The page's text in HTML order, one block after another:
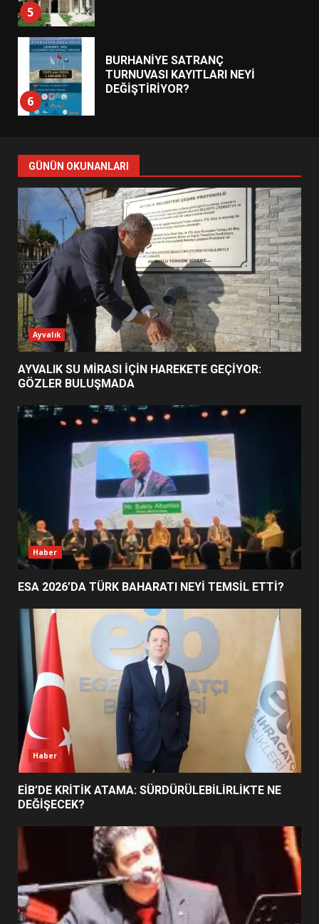
5
6
BURHANİYE SATRANÇ
TURNUVASI KAYITLARI NEYİ
DEĞİŞTİRİYOR?
7
YENİ YÖNETİM NASIL
ŞEKİLLENDİ?
1
AYVALIK SU MİRASI İÇİN
HAREKETE GEÇİYOR: GÖZLER
BULUŞMADA
2
ESA 2026’DA TÜRK BAHARATI
NEYİ TEMSİL ETTİ?
EİB’DE KRİTİK ATAMA:
SÜRDÜRÜLEBİLİRLİKTE NE
DEĞİŞECEK?
4
EDREMİT’İN GURURU TÜRKİYE
FİNALİNDE NE BAŞARDI?
5
UZATILDI: NE DEĞİŞTİ?
6
BURHANİYE SATRANÇ
TURNUVASI KAYITLARI NEYİ
DEĞİŞTİRİYOR?
BURHANİYE BELEDİYESPOR’DA
YENİ YÖNETİM NASIL
GÜNÜN OKUNANLARI
Ayvalık
AYVALIK SU MİRASI İÇİN HAREKETE GEÇİYOR:
GÖZLER BULUŞMADA
Haber
ESA 2026’DA TÜRK BAHARATI NEYİ TEMSİL ETTİ?
Haber
EİB’DE KRİTİK ATAMA: SÜRDÜRÜLEBİLİRLİKTE NE
DEĞİŞECEK?